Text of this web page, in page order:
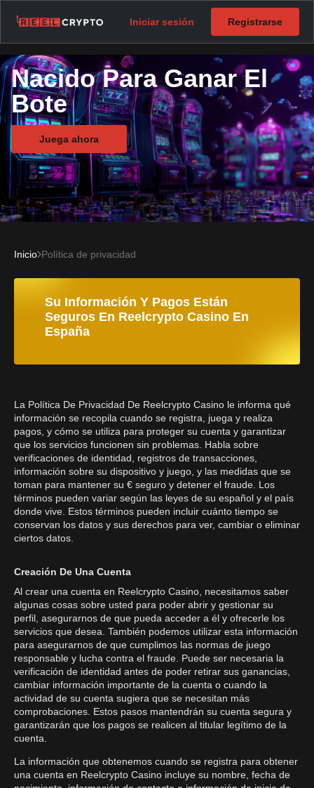
Iniciar sesión Registrarse
Nacido Para Ganar El
Bote
Juega ahora
Inicio Política de privacidad
Su Información Y Pagos Están
Seguros En Reelcrypto Casino En
España
La Política De Privacidad De Reelcrypto Casino le informa qué
información se recopila cuando se registra, juega y realiza
pagos, y cómo se utiliza para proteger su cuenta y garantizar
que los servicios funcionen sin problemas. Habla sobre
verificaciones de identidad, registros de transacciones,
información sobre su dispositivo y juego, y las medidas que se
toman para mantener su € seguro y detener el fraude. Los
términos pueden variar según las leyes de su español y el país
donde vive. Estos términos pueden incluir cuánto tiempo se
conservan los datos y sus derechos para ver, cambiar o eliminar
ciertos datos.
Creación De Una Cuenta
Al crear una cuenta en Reelcrypto Casino, necesitamos saber
algunas cosas sobre usted para poder abrir y gestionar su
perfil, asegurarnos de que pueda acceder a él y ofrecerle los
servicios que desea. También podemos utilizar esta información
para asegurarnos de que cumplimos las normas de juego
responsable y lucha contra el fraude. Puede ser necesaria la
verificación de identidad antes de poder retirar sus ganancias,
cambiar información importante de la cuenta o cuando la
actividad de su cuenta sugiera que se necesitan más
comprobaciones. Estos pasos mantendrán su cuenta segura y
garantizarán que los pagos se realicen al titular legítimo de la
cuenta.
La información que obtenemos cuando se registra para obtener
una cuenta en Reelcrypto Casino incluye su nombre, fecha de